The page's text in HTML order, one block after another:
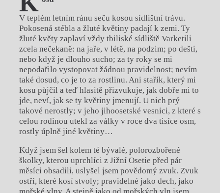
V teplém letním ránu seču kosou sídlištní trávu.
Pokosená stébla a žluté květiny padají k zemi. Ty
žluté květy zaplaví vždy tbiliské sídliště Varketili
zcela nečekaně: na jaře, v létě, na podzim; po dešti,
nebo když je dlouho sucho; za ty roky se mi
nepodařilo vystopovat žádnou pravidelnost; nevím
také dosud, co je to za rostlinu. Ani stařík, který mi
kosu půjčil a teď hlasitě přizvukuje, jak dobře mi to
jde, neví, jak se ty květiny jmenují. U nich prý
takové nerostly; v jeho jihoosetské vesnici, z které s
celou rodinou utekl za války v roce dva tisíce osm,
rostly úplně jiné květiny…
Když jsem šel kolem té bývalé, polorozbořené
školky, kterou uprchlíci z Jižní Osetie před pár
měsíci obsadili, uslyšel jsem povědomý zvuk. Zvuk
ostří, které kosí stvoly; pravidelné jako dech, jako